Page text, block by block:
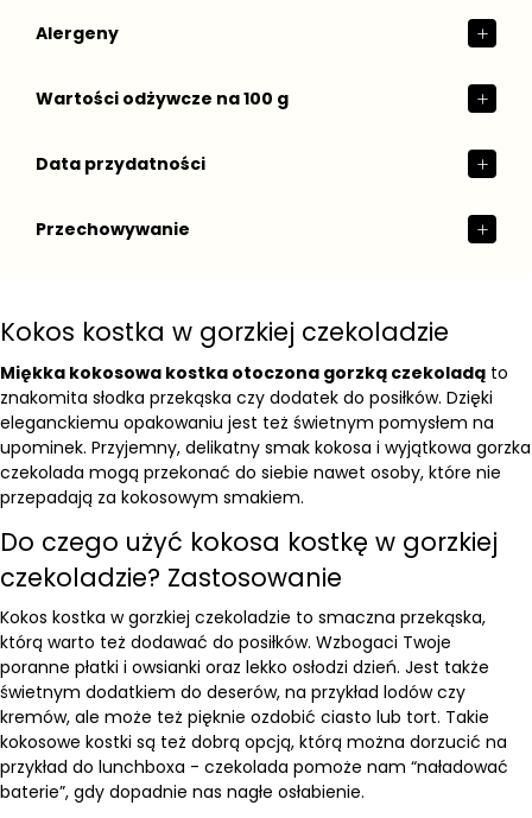
Alergeny
Wartości odżywcze na 100 g
Data przydatności
Przechowywanie
Kokos kostka w gorzkiej czekoladzie
Miękka kokosowa kostka otoczona gorzką czekoladą to
znakomita słodka przekąska czy dodatek do posiłków. Dzięki
eleganckiemu opakowaniu jest też świetnym pomysłem na
upominek. Przyjemny, delikatny smak kokosa i wyjątkowa gorzka
czekolada mogą przekonać do siebie nawet osoby, które nie
przepadają za kokosowym smakiem.
Do czego użyć kokosa kostkę w gorzkiej
czekoladzie? Zastosowanie
Kokos kostka w gorzkiej czekoladzie to smaczna przekąska,
którą warto też dodawać do posiłków. Wzbogaci Twoje
poranne płatki i owsianki oraz lekko osłodzi dzień. Jest także
świetnym dodatkiem do deserów, na przykład lodów czy
kremów, ale może też pięknie ozdobić ciasto lub tort. Takie
kokosowe kostki są też dobrą opcją, którą można dorzucić na
przykład do lunchboxa - czekolada pomoże nam “naładować
baterie”, gdy dopadnie nas nagłe osłabienie.